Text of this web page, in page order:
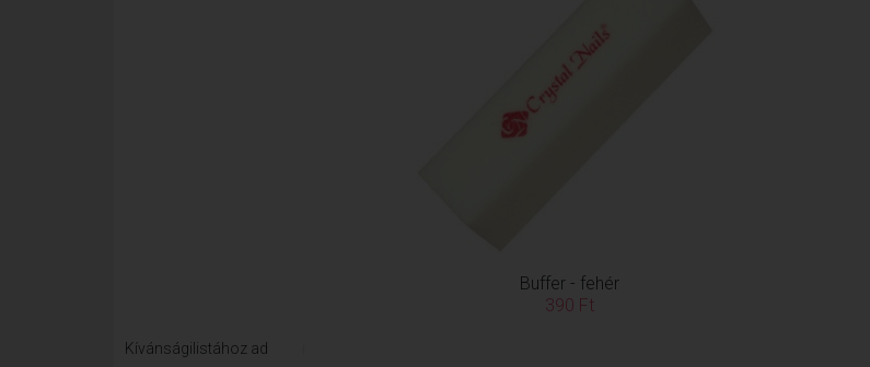
Buffer - fehér
390 Ft
Kívánságilistához ad